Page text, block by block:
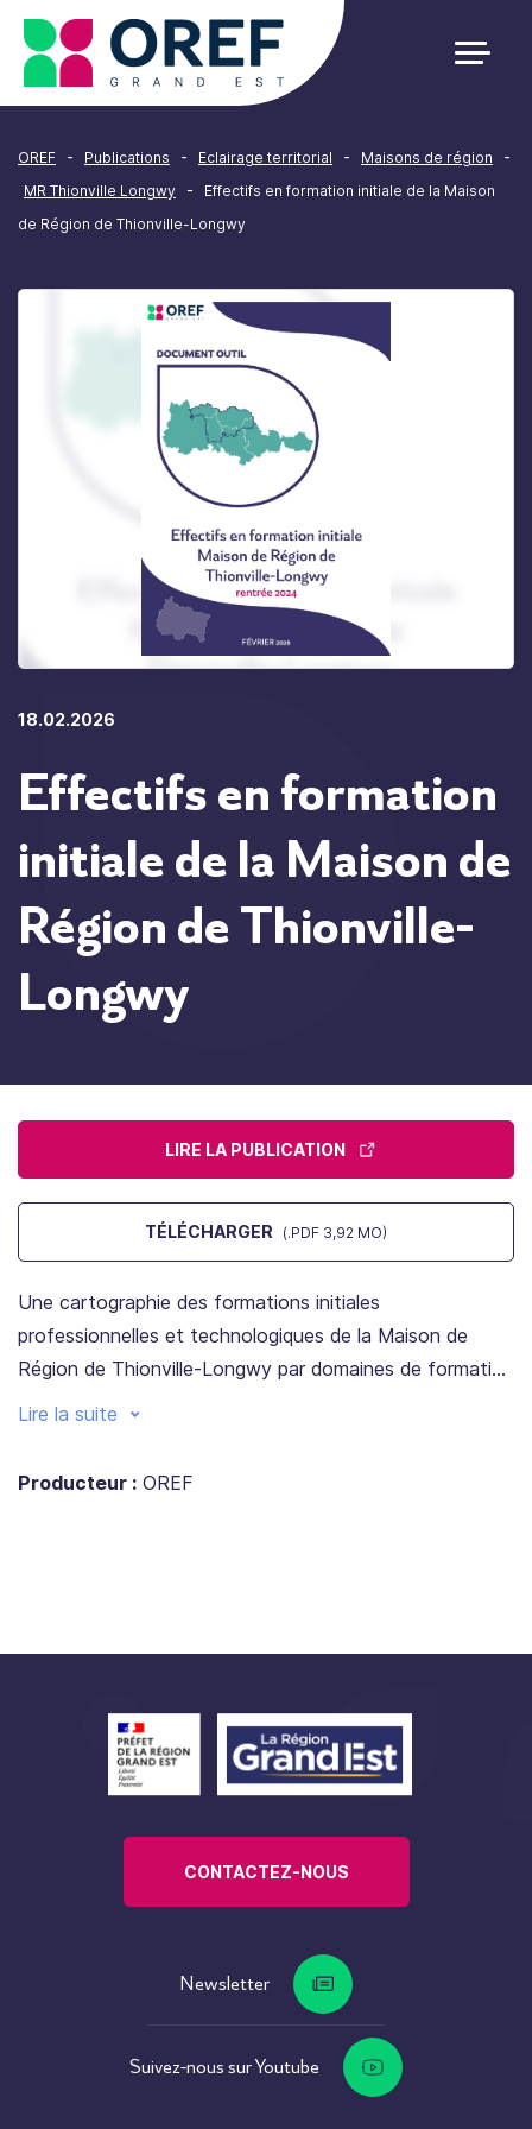
OREF - Publications - Eclairage territorial - Maisons de région -
MR Thionville Longwy -
Effectifs en formation initiale de la Maison
de Région de Thionville-Longwy
18.02.2026
Effectifs en formation
initiale de la Maison de
Région de Thionville-
Longwy
LIRE LA PUBLICATION
TÉLÉCHARGER (.PDF 3,92 MO)
Une cartographie des formations initiales
professionnelles et technologiques de la Maison de
Région de Thionville-Longwy par domaines de formation
du niveau 3 au niveau 5 (tableaux et cartes détaillées)
Lire la suite
Producteur : OREF
CONTACTEZ-NOUS
Newsletter
Suivez-nous sur Youtube